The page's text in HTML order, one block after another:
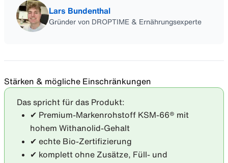
Lars Bundenthal
Gründer von DROPTIME & Ernährungsexperte
Stärken & mögliche Einschränkungen
Das spricht für das Produkt:
✔ Premium-Markenrohstoff KSM-66® mit
hohem Withanolid-Gehalt
✔ echte Bio-Zertifizierung
✔ komplett ohne Zusätze, Füll- und